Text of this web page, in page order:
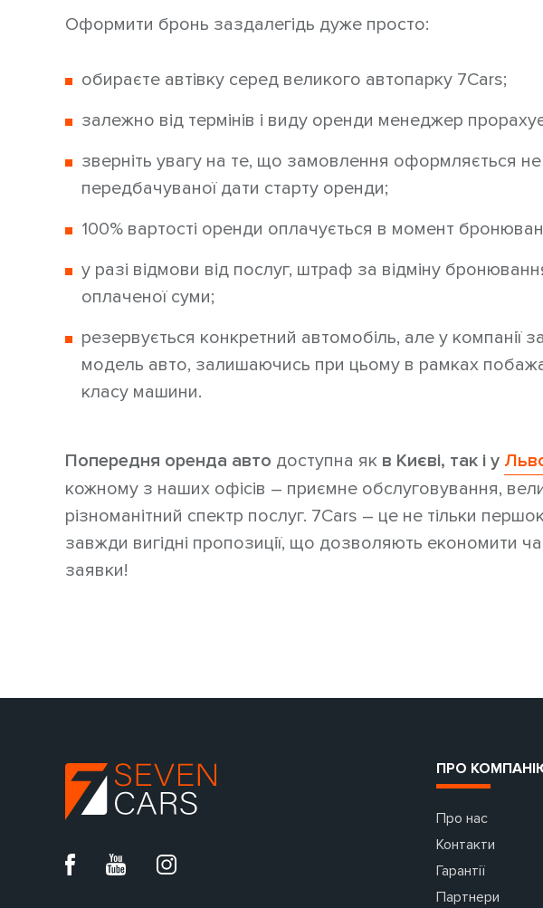
Оформити бронь заздалегідь дуже просто:
обираєте автівку серед великого автопарку 7Cars;
залежно від термінів і виду оренди менеджер
зверніть увагу на те, що замовлення оформляється
передбачуваної дати старту оренди;
100% вартості оренди оплачується в момент
у разі відмови від послуг, штраф за відміну
оплаченої суми;
резервується конкретний автомобіль, але у компанії
модель авто, залишаючись при цьому в рамках
класу машини.
Попередня оренда авто доступна як в Києві, так і у
кожному з наших офісів – приємне обслуговування,
різноманітний спектр послуг. 7Cars – це не тільки
завжди вигідні пропозиції, що дозволяють економити
заявки!
ПРО
Про нас
Контакти
Гарантії
Партнери